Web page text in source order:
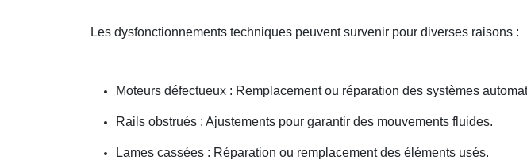
Les dysfonctionnements techniques peuvent survenir pour diverses raisons :
Moteurs défectueux : Remplacement ou réparation des systèmes
Rails obstrués : Ajustements pour garantir des mouvements fluides.
Lames cassées : Réparation ou remplacement des éléments usés.